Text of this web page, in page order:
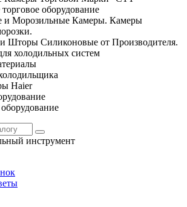
оборудование
и Морозильные Камеры. Камеры
Шторы Силиконовые от Производителя.
холодильных систем
Haier
инструмент